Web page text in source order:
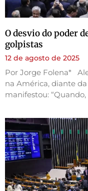
O desvio do poder
golpistas
12 de agosto de 2025
Por Jorge Folena*
na América, diante
manifestou: “Quando,